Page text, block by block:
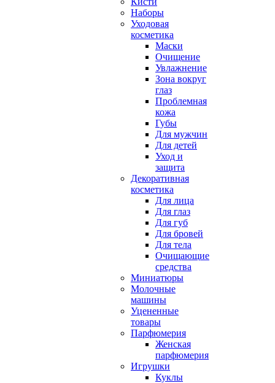
Наборы
Уходовая
косметика
Маски
Очищение
Увлажнение
Зона вокруг
глаз
Проблемная
кожа
Губы
Для мужчин
Для детей
Уход и
защита
Декоративная
косметика
Для лица
Для глаз
Для губ
Для бровей
Для тела
Очищающие
средства
Миниатюры
Молочные
машины
Уцененные
товары
Парфюмерия
Женская
парфюмерия
Игрушки
Куклы